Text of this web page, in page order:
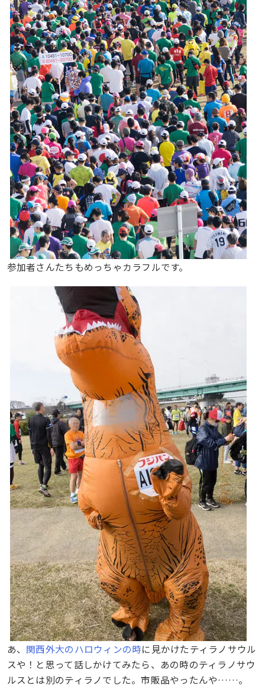
参加者さんたちもめっちゃカラフルです。
あ、 関西外大のハロウィンの時に見かけたティラノサウル
スや！と思って話しかけてみたら、あの時のティラノサウ
ルスとは別のティラノでした。市販品やったんや……。